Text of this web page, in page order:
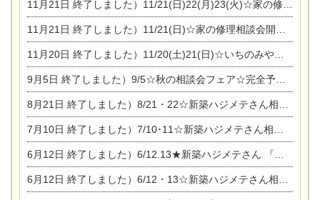
11月21日 終了しました）11/21(日)22(月)23(火)☆家の修理まつり＆増改築リフォーム相談会
11月21日 終了しました）11/21(日)☆家の修理相談会開催 in 扶桑オークビレッジ
11月20日 終了しました）11/20(土)21(日)☆いちのみや逸品市に出店します【ひのきのバラ販売】
9月5日 終了しました）9/5☆秋の相談会フェア☆完全予約制
8月21日 終了しました）8/21・22☆新築ハジメテさん相談会 『集まれ！農地に家を建てたい人！』
7月10日 終了しました）7/10･11☆新築ハジメテさん相談会 『集まれ！農地に家を建てたい人！』完全予約制
6月12日 終了しました）6/12.13★新築ハジメテさん 『木の家 現場体感見学会』
6月12日 終了しました）6/12・13☆新築ハジメテさん相談会『今ある土地に家を建てる際の注意点』